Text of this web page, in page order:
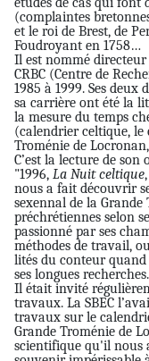
(complaintes
et le roi de Brest, de
Foudroyant en 1758…
Il est nommé directeur
CRBC (Centre de
1985 à 1999. Ses
sa carrière ont été la
la mesure du temps
(calendrier celtique, le
Troménie de
C’est la lecture de
"1996, La Nuit celtique
nous a fait découvrir
sexennal de la
préchrétiennes selon
passionné par ses
méthodes de travail,
lités du conteur
ses longues recherches.
Il était invité
travaux. La SBEC
travaux sur le
Grande Troménie de
scientifique qu'il nous